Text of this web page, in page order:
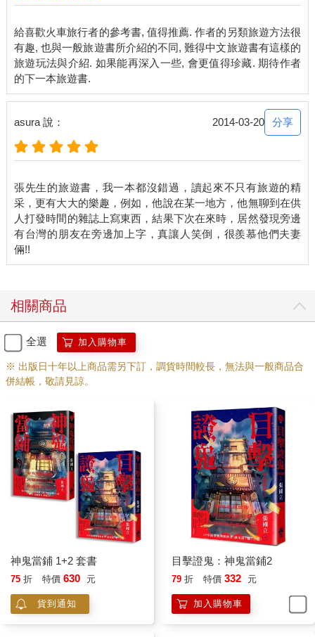
行李又歸我了？」很好，就命他當行李員吧！我呢，就是旅行中
負責買便當也不是一件簡單的工作。別說全日本了，單是北海道
的便當就有上百種，每個地方有自己的特產，於是有的便當就是
車站限定（又來了），而且為了好好紀錄，要分配好不能重複，
雖然出發前也做了調查，哪個車站哪條路線哪個必吃，到了當地
卻又是另一回事，有的賣完了，有的是出發太早還沒開始賣，而
我的個性又貪心，每種都想吃，下不了決心，好幾次多買了只好
留到隔日。
就超過三千公里，還有不只二十個鐵路便當，再加上各地風光，
人情、美食、文化歷史體驗，成為是我對北海道滿滿的回憶紀錄
在這本書裡。
還記得最後一次結束行程前我跟張國立說：不要再玩日本了，下
more Uni，No more Sashimi。」（意思是吃夠螃蟹、吃夠海膽、
鮮便當卻一再一再地躍出記憶，新鮮而幸福的滋味。
我很想說：請，再，給，我，一碗滿滿的海鮮丼吧！◎「太好
了」張行李員多聽話
旅行時有人排好行程、買好便當、訂好旅館、查好餐廳，其實很
不錯，只要必要時把兩扇耳朵與一張嘴關起來，也還能和平過日
子。不過依然有問題，領隊的計畫不容一絲一毫改變，只要稍有
變化，不得了，明明晴空萬里，一下子烏雲密布。
在稚內火車站曾遇到一家台灣人，顯然由女主人負責一切，但見
她忙著問時刻問月台，再問旅客服務中心怎麼搭巴士、怎麼去宗
谷岬。那是二月的冰冷季節，那位老公站在站內一角笑瞇瞇看著
計畫在複雜的過程中悲壯地進行，而小學生模樣的兒子則到處張
是的，一個家裡只能有一個領隊，其他成員若太多意見，除了討
人厭並製造旅途糾紛外，別無其他好處。
那天台灣來的兩個領隊聊起天，兩位行李員則各據一角，遙遙以
會心的微笑表達彼此的諒解。
給喜歡火車旅行者的參考書, 值得推薦. 作者的另類旅遊方法很
有趣, 也與一般旅遊書所介紹的不同, 難得中文旅遊書有這樣的
旅遊玩法與介紹. 如果能再深入一些, 會更值得珍藏. 期待作者
asura 說： 2014-03-20 分享
張先生的旅遊書，我一本都沒錯過，讀起來不只有旅遊的精
采，更有大大的樂趣，例如，他說在某一地方，他無聊到在供
人打發時間的雜誌上寫東西，結果下次在來時，居然發現旁邊
有台灣的朋友在旁邊加上字，真讓人笑倒，很羨慕他們夫妻
相關商品
全選 加入購物車
※ 出版日十年以上商品需另下訂，調貨時間較長，無法與一般商品合
併結帳，敬請見諒。
神鬼當鋪 1+2 套書
75 折 特價 630 元
貨到通知
目擊證鬼：神鬼當鋪2
79 折 特價 332 元
加入購物車